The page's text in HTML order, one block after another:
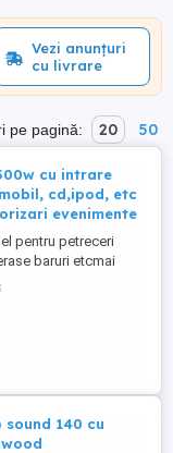
Vezi anunțuri
cu livrare
pe pagină: 20 50
cu intrare
cd,ipod, etc
evenimente
pentru petreceri
baruri etcmai
300-700leise
montaj tel
fara ii
140 cu